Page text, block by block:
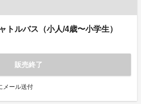
トルバス（小人/4歳〜小学生）
販売終了
メール送付